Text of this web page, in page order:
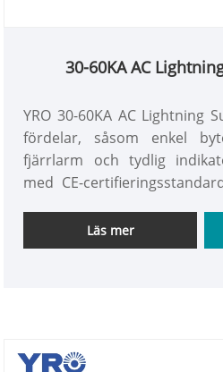
30-60KA AC
YRO 30-60KA AC Lightning
fördelar, såsom enkel
fjärrlarm och tydlig
med CE-
av överspänningsskydd för
Läs mer